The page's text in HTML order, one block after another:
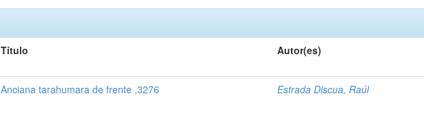
Título Autor(es)
Anciana tarahumara de frente ,3276 Estrada Discua, Raúl